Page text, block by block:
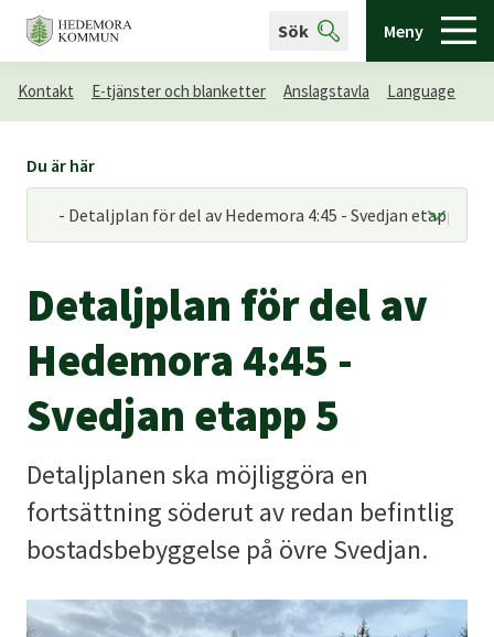
Sök Meny
Kontakt E-tjänster och blanketter Anslagstavla Language
Detaljplan för del av
Hedemora 4:45 -
Svedjan etapp 5
Detaljplanen ska möjliggöra en
fortsättning söderut av redan befintlig
bostadsbebyggelse på övre Svedjan.
Du är här